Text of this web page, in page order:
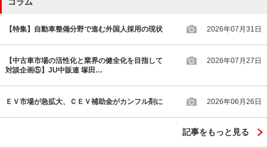
コラム
【特集】自動車整備分野で進む外国人採用の現状 2026年07月31日
【中古車市場の活性化と業界の健全化を目指して
対談企画⑤】JU中販連 塚田…
2026年07月27日
ＥＶ市場が急拡大、ＣＥＶ補助金がカンフル剤に 2026年06月26日
記事をもっと見る